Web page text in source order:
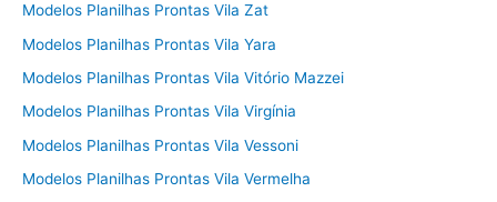
Modelos Planilhas Prontas Vila Zat
Modelos Planilhas Prontas Vila Yara
Modelos Planilhas Prontas Vila Vitório Mazzei
Modelos Planilhas Prontas Vila Virgínia
Modelos Planilhas Prontas Vila Vessoni
Modelos Planilhas Prontas Vila Vermelha